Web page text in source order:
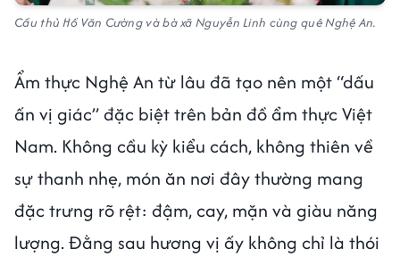
Cầu thủ Hồ Văn Cường và bà xã Nguyễn Linh cùng quê Nghệ An.
Ẩm thực Nghệ An từ lâu đã tạo nên một “dấu
ấn vị giác” đặc biệt trên bản đồ ẩm thực Việt
Nam. Không cầu kỳ kiểu cách, không thiên về
sự thanh nhẹ, món ăn nơi đây thường mang
đặc trưng rõ rệt: đậm, cay, mặn và giàu năng
lượng. Đằng sau hương vị ấy không chỉ là thói